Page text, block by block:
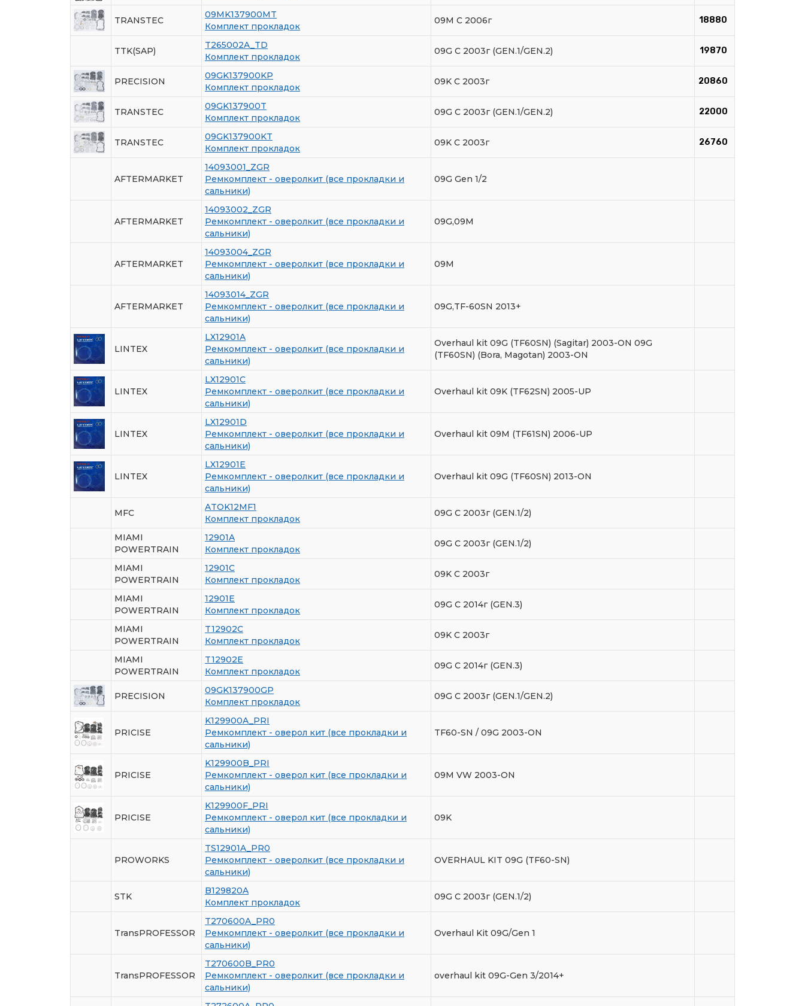
TRANSTEC
09MK137900MT
Комплект прокладок
09M С 2006г 18880
TTK(SAP)
T265002A_TD
Комплект прокладок
09G С 2003г (GEN.1/GEN.2) 19870
PRECISION
09GK137900KP
Комплект прокладок
09K С 2003г 20860
TRANSTEC
09GK137900T
Комплект прокладок
09G С 2003г (GEN.1/GEN.2) 22000
TRANSTEC
09GK137900KT
Комплект прокладок
09K C 2003г 26760
AFTERMARKET
14093001_ZGR
Ремкомплект - оверолкит (все прокладки и
сальники)
09G Gen 1/2
AFTERMARKET
14093002_ZGR
Ремкомплект - оверолкит (все прокладки и
сальники)
09G,09M
AFTERMARKET
14093004_ZGR
Ремкомплект - оверолкит (все прокладки и
сальники)
09M
AFTERMARKET
14093014_ZGR
Ремкомплект - оверолкит (все прокладки и
сальники)
09G,TF-60SN 2013+
LINTEX
LX12901A
Ремкомплект - оверолкит (все прокладки и
сальники)
Overhaul kit 09G (TF60SN) (Sagitar) 2003-ON 09G
(TF60SN) (Bora, Magotan) 2003-ON
LINTEX
LX12901C
Ремкомплект - оверолкит (все прокладки и
сальники)
Overhaul kit 09K (TF62SN) 2005-UP
LINTEX
LX12901D
Ремкомплект - оверолкит (все прокладки и
сальники)
Overhaul kit 09M (TF61SN) 2006-UP
LINTEX
LX12901E
Ремкомплект - оверолкит (все прокладки и
сальники)
Overhaul kit 09G (TF60SN) 2013-ON
MFC
ATOK12MF1
Комплект прокладок
09G С 2003г (GEN.1/2)
MIAMI
POWERTRAIN
12901A
Комплект прокладок
09G С 2003г (GEN.1/2)
MIAMI
POWERTRAIN
12901C
Комплект прокладок
09K C 2003г
MIAMI
POWERTRAIN
12901E
Комплект прокладок
09G C 2014г (GEN.3)
MIAMI
POWERTRAIN
T12902C
Комплект прокладок
09K C 2003г
MIAMI
POWERTRAIN
T12902E
Комплект прокладок
09G C 2014г (GEN.3)
PRECISION
09GK137900GP
Комплект прокладок
09G С 2003г (GEN.1/GEN.2)
PRICISE
K129900A_PRI
Ремкомплект - оверол кит (все прокладки и
сальники)
TF60-SN / 09G 2003-ON
PRICISE
K129900B_PRI
Ремкомплект - оверол кит (все прокладки и
сальники)
09M VW 2003-ON
PRICISE
K129900F_PRI
Ремкомплект - оверол кит (все прокладки и
сальники)
09K
PROWORKS
TS12901A_PR0
Ремкомплект - оверолкит (все прокладки и
сальники)
OVERHAUL KIT 09G (TF60-SN)
STK
B129820A
Комплект прокладок
09G С 2003г (GEN.1/2)
TransPROFESSOR
T270600A_PR0
Ремкомплект - оверолкит (все прокладки и
сальники)
Overhaul Kit 09G/Gen 1
TransPROFESSOR
T270600B_PR0
Ремкомплект - оверолкит (все прокладки и
сальники)
overhaul kit 09G-Gen 3/2014+